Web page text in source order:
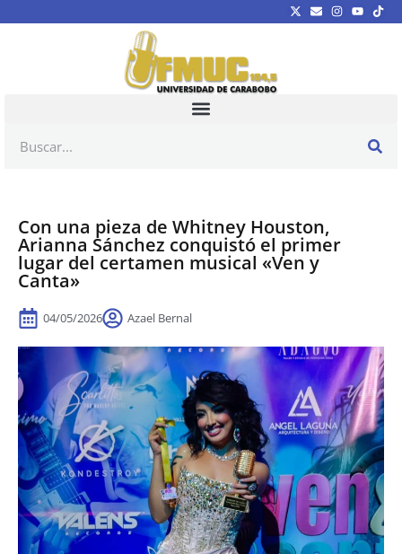
Con una pieza de Whitney Houston,
Arianna Sánchez conquistó el primer
lugar del certamen musical «Ven y
Canta»
04/05/2026 Azael Bernal